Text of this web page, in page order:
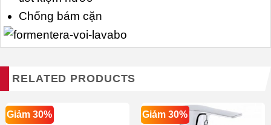
Chống bám cặn
RELATED PRODUCTS
Giảm 30% Giảm 30%